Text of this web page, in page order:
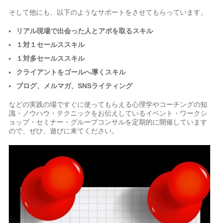
そして他にも、以下のようなサポートをさせてもらっています。
リアル現場で出会った人とアポを取るスキル
１対１セールススキル
１対多セールススキル
クライアントをゴールへ導くスキル
ブログ、メルマガ、SNSライティング
などの実践の場ですぐに使ってもらえる心理学やコーチングの知
識・ノウハウ・テクニックをお伝えしているイベント・ワークシ
ョップ・セミナー・グループコンサルを定期的に開催しています
ので、ぜひ、遊びに来てください。